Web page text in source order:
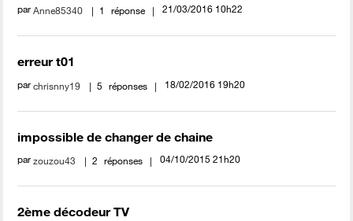
parAnne85340 1 réponse ‎21/03/2016 10h22
erreur t01
parchrisnny19 5 réponses ‎18/02/2016 19h20
impossible de changer de chaine
parzouzou43 2 réponses ‎04/10/2015 21h20
2ème décodeur TV